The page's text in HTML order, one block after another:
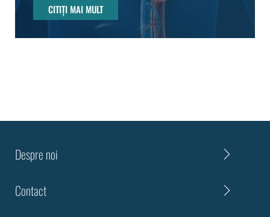
CITIȚI MAI MULT
Despre noi
Contact